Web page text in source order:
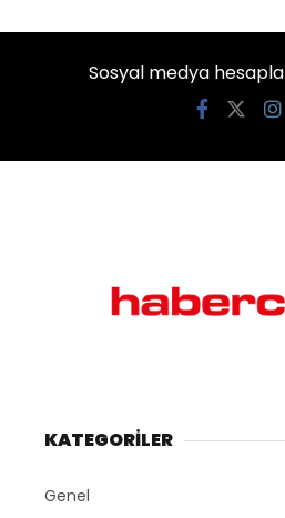
Sosyal medya
KATEGORİLER
Genel